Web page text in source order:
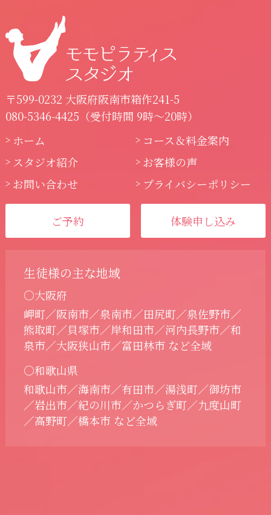
〒599-0232 大阪府阪南市箱作241-5
080-5346-4425 （受付時間 9時～20時）
ホーム
コース＆料金案内
スタジオ紹介
お客様の声
お問い合わせ
プライバシーポリシー
ご予約 体験申し込み
生徒様の主な地域
○大阪府
岬町／阪南市／泉南市／田尻町／泉佐野市／
熊取町／貝塚市／岸和田市／河内長野市／和
泉市／大阪狭山市／富田林市 など全域
○和歌山県
和歌山市／海南市／有田市／湯浅町／御坊市
／岩出市／紀の川市／かつらぎ町／九度山町
／高野町／橋本市 など全域